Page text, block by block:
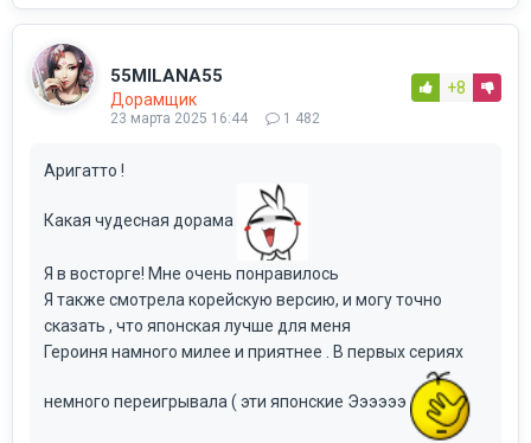
55MILANA55
Дорамщик
23 марта 2025 16:44 1 482
+8
Аригатто !
Какая чудесная дорама
Я в восторге! Мне очень понравилось
Я также смотрела корейскую версию, и могу точно
сказать , что японская лучше для меня
Героиня намного милее и приятнее . В первых сериях
немного переигрывала ( эти японские Ээээээ